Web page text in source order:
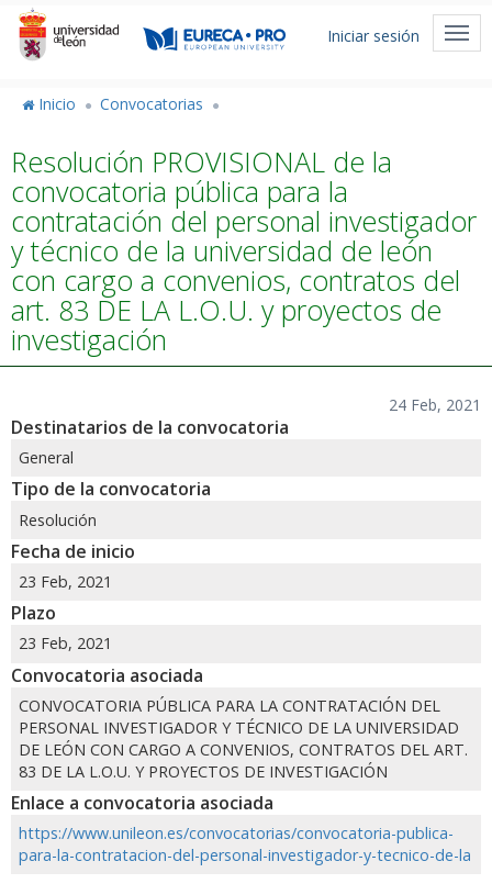
Pasar
contenido
Menú
usuario
Iniciar sesión
Inicio Convocatorias
Resolución PROVISIONAL de la
convocatoria pública para la
contratación del personal investigador
y técnico de la universidad de león
con cargo a convenios, contratos del
art. 83 DE LA L.O.U. y proyectos de
investigación
24 Feb, 2021
Destinatarios de la convocatoria
General
Tipo de la convocatoria
Resolución
Fecha de inicio
23 Feb, 2021
Plazo
23 Feb, 2021
Convocatoria asociada
CONVOCATORIA PÚBLICA PARA LA CONTRATACIÓN DEL
PERSONAL INVESTIGADOR Y TÉCNICO DE LA UNIVERSIDAD
DE LEÓN CON CARGO A CONVENIOS, CONTRATOS DEL ART.
83 DE LA L.O.U. Y PROYECTOS DE INVESTIGACIÓN
Enlace a convocatoria asociada
https://www.unileon.es/convocatorias/convocatoria-publica-
para-la-contratacion-del-personal-investigador-y-tecnico-de-la